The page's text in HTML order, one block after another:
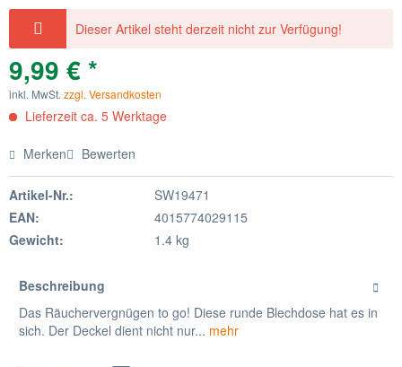
Dieser Artikel steht derzeit nicht zur Verfügung!
9,99 € *
inkl. MwSt. zzgl. Versandkosten
Lieferzeit ca. 5 Werktage
Merken Bewerten
Artikel-Nr.:
SW19471
EAN:
4015774029115
Gewicht:
1.4 kg
Beschreibung
Das Räuchervergnügen to go! Diese runde Blechdose hat es in
sich. Der Deckel dient nicht nur... mehr